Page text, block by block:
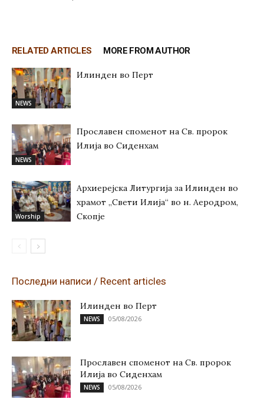
RELATED ARTICLES MORE FROM AUTHOR
NEWS
Илинден во Перт
NEWS
Прославен споменот на Св. пророк
Илија во Сиденхам
Worship
Архиерејска Литургија за Илинден во
храмот „Свети Илија“ во н. Аеродром,
Скопје
Последни написи / Recent articles
Илинден во Перт
NEWS 05/08/2026
Прославен споменот на Св. пророк
Илија во Сиденхам
NEWS 05/08/2026